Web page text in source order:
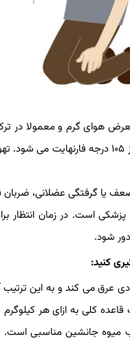
هوای گرم و معمولا در
سکته گرما این است که درجه حرارت
ضعف یا گرفتگی عضلانی،
است. در زمان انتظار
شود.
کنید:
میوه جانشین مناسبی